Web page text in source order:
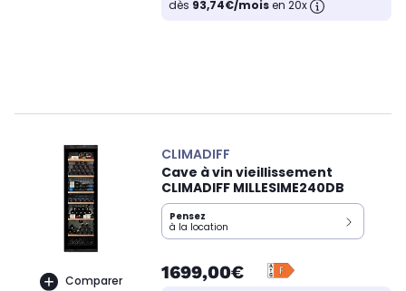
dès 93,74€/moisen 20x
Comparer
CLIMADIFF
Cave à vin vieillissement
CLIMADIFF MILLESIME240DB
Pensez
à la location
1699,00€